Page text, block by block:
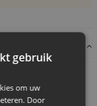
met de
zou kunnen
gebruik
om uw
Door